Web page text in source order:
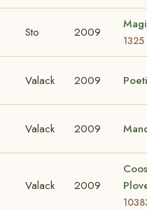
Sto 2009
1325
Valack 2009
Valack 2009
Valack 2009